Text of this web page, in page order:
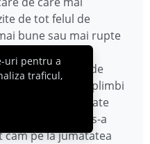
de tot felul de
bune sau mai rupte
ales tot felul de
atunci cand te plimbi
sunt asezate
lucru bun care s-a
pe la jumatatea
uri pentru a
traficul,